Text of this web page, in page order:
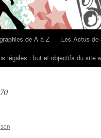
de A à Z .Les Actus de
légales : but et objectifs du site